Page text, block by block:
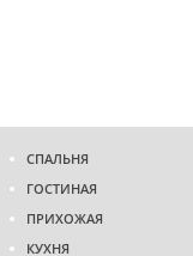
СПАЛЬНЯ
ГОСТИНАЯ
ПРИХОЖАЯ
КУХНЯ